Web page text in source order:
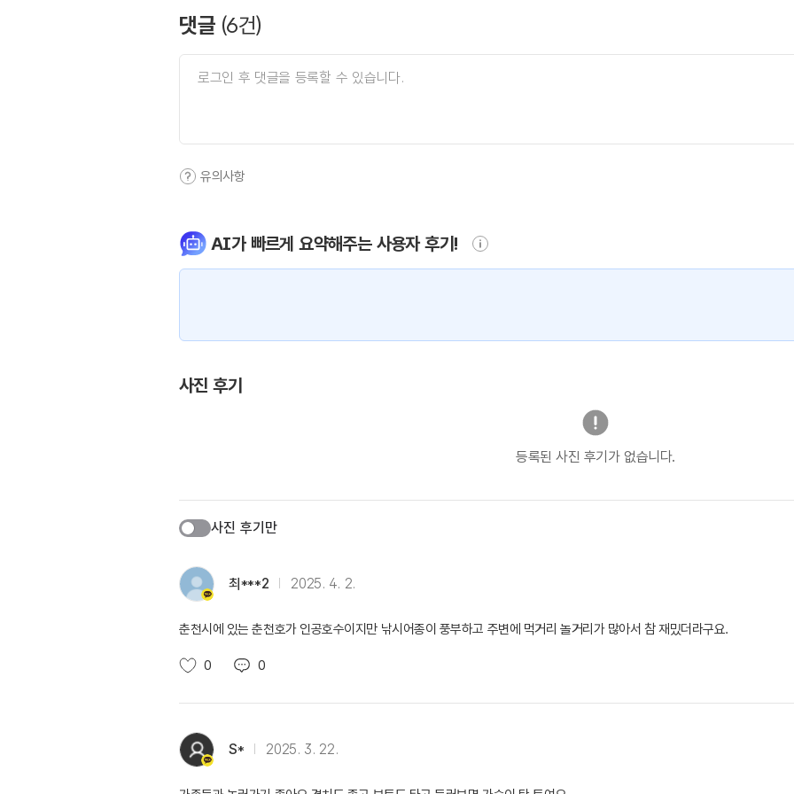
댓글 (6건)
유의사항
AI가 빠르게 요약해주는 사용자 후기!
사진 후기
등록된 사진 후기가 없습니다.
사진 후기만
최***2 2025. 4. 2.
춘천시에 있는 춘천호가 인공호수이지만 낚시어종이 풍부하고 주변에 먹거리 놀거리가 많아서 참 재밌더라구요.
0 0
S* 2025. 3. 22.